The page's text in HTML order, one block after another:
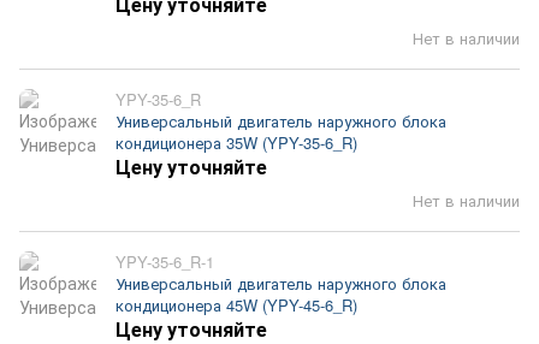
Нет в наличии
YPY-35-6_R
Универсальный двигатель наружного блока
кондиционера 35W (YPY-35-6_R)
Нет в наличии
Цену уточняйте
YPY-35-6_R-1
Универсальный двигатель наружного блока
кондиционера 45W (YPY-45-6_R)
Цену уточняйте